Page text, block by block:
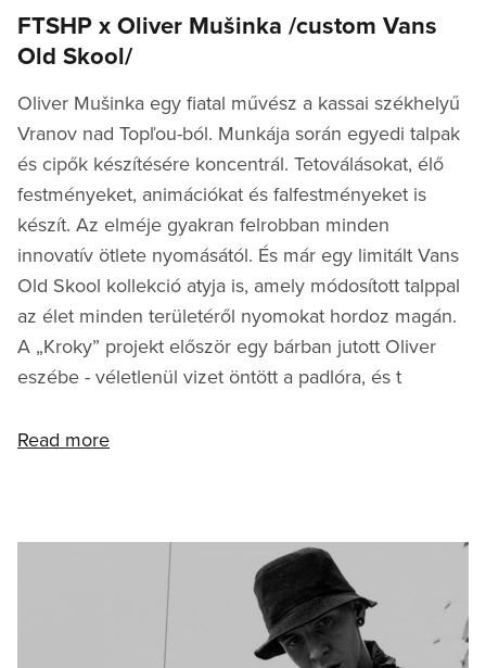
FTSHP x Oliver Mušinka /custom Vans
Old Skool/
Oliver Mušinka egy fiatal művész a kassai székhelyű
Vranov nad Topľou-ból. Munkája során egyedi talpak
és cipők készítésére koncentrál. Tetoválásokat, élő
festményeket, animációkat és falfestményeket is
készít. Az elméje gyakran felrobban minden
innovatív ötlete nyomásától. És már egy limitált Vans
Old Skool kollekció atyja is, amely módosított talppal
az élet minden területéről nyomokat hordoz magán.
A „Kroky” projekt először egy bárban jutott Oliver
eszébe - véletlenül vizet öntött a padlóra, és t
Read more